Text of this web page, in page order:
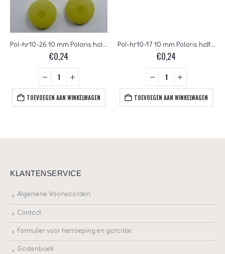
Pol-hr10-26 10 mm Polaris halfronde kraal, zacht olijf
€0,24
TOEVOEGEN AAN WINKELWAGEN
Pol-hr10-17 10 mm Polaris halfronde kraal, hemelsblauw
€0,24
TOEVOEGEN AAN WINKELWAGEN
KLANTENSERVICE
Algemene Voorwaarden
Contact
Formulier voor herroeping en garantie
Gastenboek